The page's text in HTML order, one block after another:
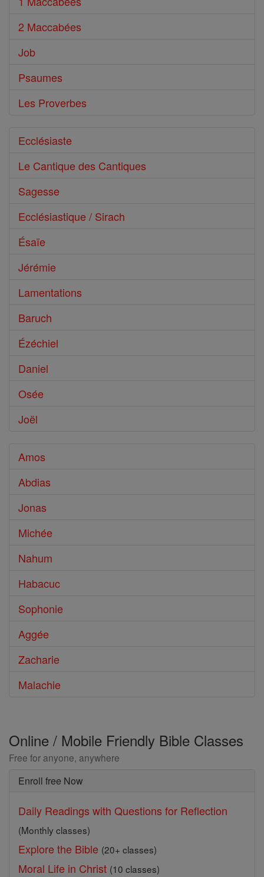
2 Maccabées
Job
Psaumes
Les Proverbes
Ecclésiaste
Le Cantique des Cantiques
Sagesse
Ecclésiastique / Sirach
Ésaïe
Jérémie
Lamentations
Baruch
Ézéchiel
Daniel
Osée
Joël
Amos
Abdias
Jonas
Michée
Nahum
Habacuc
Sophonie
Aggée
Zacharie
Malachie
Online / Mobile Friendly Bible Classes
Free for anyone, anywhere
Enroll free Now
Daily Readings with Questions for Reflection
(Monthly classes)
Explore the Bible (20+ classes)
Moral Life in Christ (10 classes)